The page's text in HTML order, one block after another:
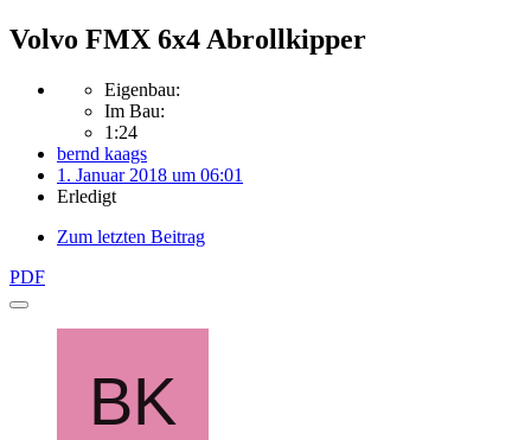
Volvo FMX 6x4 Abrollkipper
Eigenbau:
Im Bau:
1:24
bernd kaags
1. Januar 2018 um 06:01
Erledigt
Zum letzten Beitrag
PDF